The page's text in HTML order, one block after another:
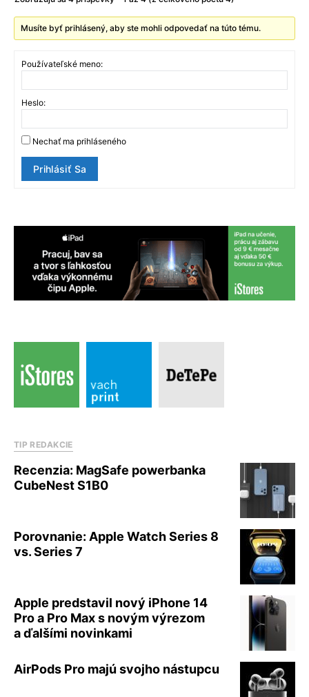
Musíte byť prihlásený, aby ste mohli odpovedať na túto tému.
Používateľské meno:
Heslo:
Nechať ma prihláseného
Prihlásiť Sa
TIP REDAKCIE
Recenzia: MagSafe powerbanka
CubeNest S1B0
Porovnanie: Apple Watch Series 8
vs. Series 7
Apple predstavil nový iPhone 14
Pro a Pro Max s novým výrezom
a ďalšími novinkami
AirPods Pro majú svojho nástupcu